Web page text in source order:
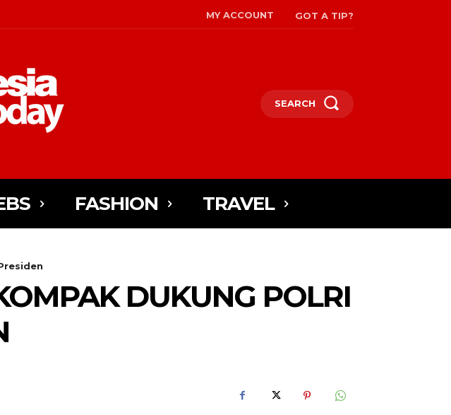
MY ACCOUNT GOT A TIP?
SEARCH
FASHION TRAVEL
DUKUNG POLRI